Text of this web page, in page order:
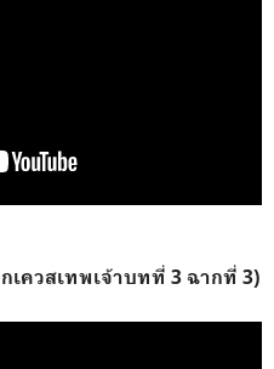
เควสเทพเจ้าบทที่ 3 ฉากที่ 3)